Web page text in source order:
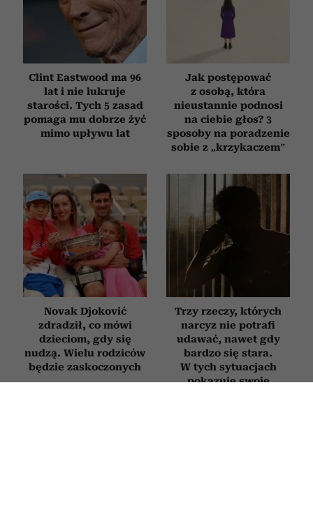
Clint Eastwood ma 96
lat i nie lukruje
starości. Tych 5 zasad
pomaga mu dobrze żyć
mimo upływu lat
Jak postępować
z osobą, która
nieustannie podnosi
na ciebie głos? 3
sposoby na poradzenie
sobie z „krzykaczem”
Novak Djoković
zdradził, co mówi
dzieciom, gdy się
nudzą. Wielu rodziców
będzie zaskoczonych
Trzy rzeczy, których
narcyz nie potrafi
udawać, nawet gdy
bardzo się stara.
W tych sytuacjach
pokazuje swoje